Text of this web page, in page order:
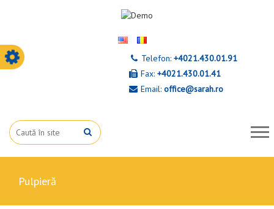
Telefon: +4021.430.01.91
Fax: +4021.430.01.41
Email: office@sarah.ro
pulpieră